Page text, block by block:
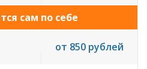
сам по себе
от 850 рублей